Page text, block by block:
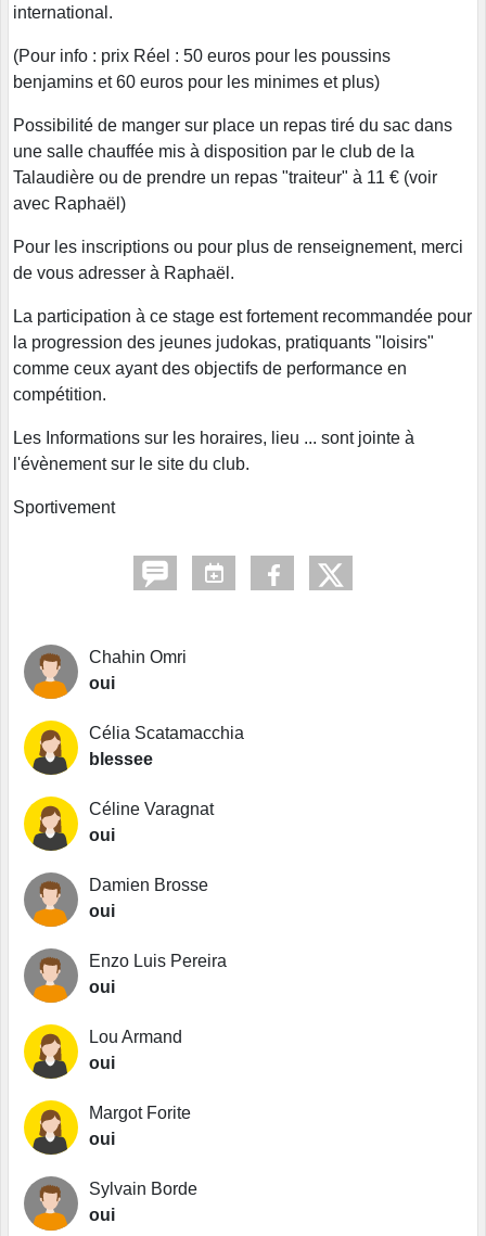
international.
(Pour info : prix Réel : 50 euros pour les poussins
benjamins et 60 euros pour les minimes et plus)
Possibilité de manger sur place un repas tiré du sac dans
une salle chauffée mis à disposition par le club de la
Talaudière ou de prendre un repas "traiteur" à 11 € (voir
avec Raphaël)
Pour les inscriptions ou pour plus de renseignement, merci
de vous adresser à Raphaël.
La participation à ce stage est fortement recommandée pour
la progression des jeunes judokas, pratiquants "loisirs"
comme ceux ayant des objectifs de performance en
compétition.
Les Informations sur les horaires, lieu ... sont jointe à
l'évènement sur le site du club.
Sportivement
Chahin Omri
oui
Célia Scatamacchia
blessee
Céline Varagnat
oui
Damien Brosse
oui
Enzo Luis Pereira
oui
Lou Armand
oui
Margot Forite
oui
Sylvain Borde
oui